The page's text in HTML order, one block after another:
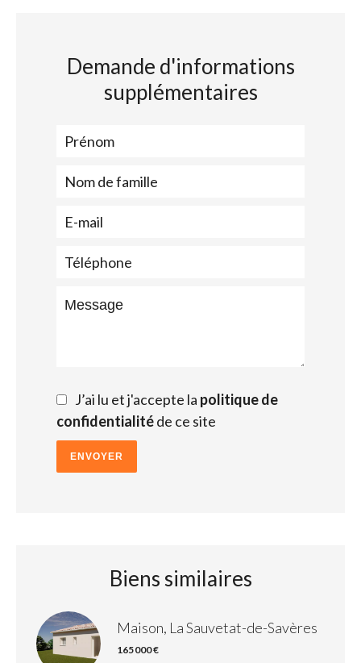
Demande d'informations
supplémentaires
J’ai lu et j'accepte la politique de
confidentialitéde ce site
ENVOYER
Biens similaires
Maison, La Sauvetat-de-Savères
165 000 €